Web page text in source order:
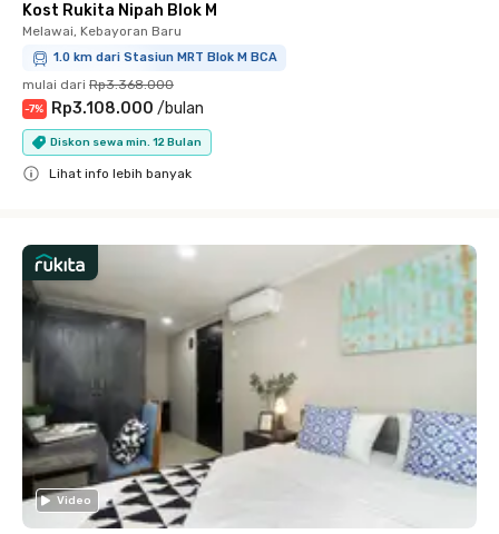
Kost Rukita Nipah Blok M
Melawai, Kebayoran Baru
1.0 km dari Stasiun MRT Blok M BCA
mulai dari Rp3.368.000
-7% Rp3.108.000 /bulan
Diskon sewa min. 12 Bulan
Lihat info lebih banyak
Video